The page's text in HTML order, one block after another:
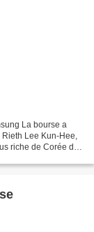
La bourse a
Lee Kun-Hee,
riche de Corée du